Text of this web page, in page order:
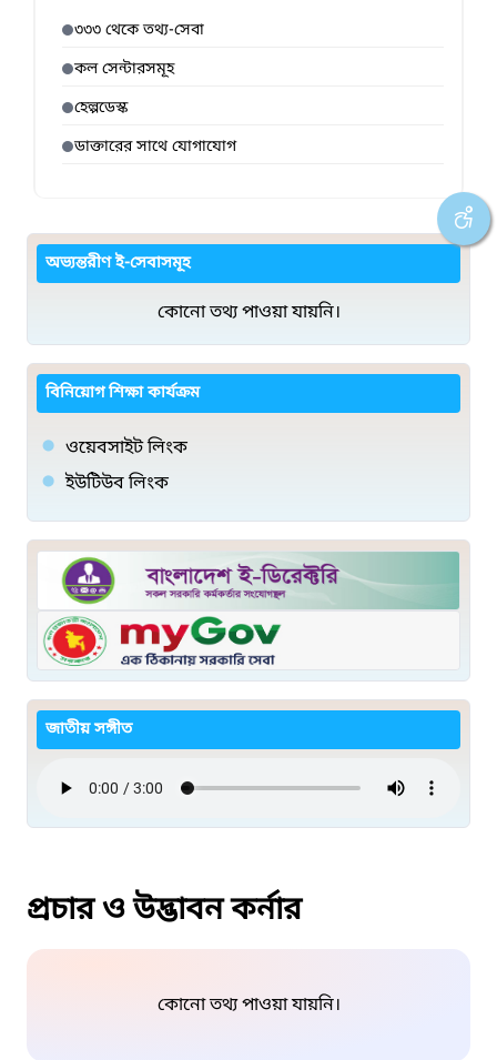
৩৩৩ থেকে তথ্য-সেবা
কল সেন্টারসমূহ
হেল্পডেস্ক
ডাক্তারের সাথে যোগাযোগ
অভ্যন্তরীণ ই-সেবাসমূহ
কোনো তথ্য পাওয়া যায়নি।
বিনিয়োগ শিক্ষা কার্যক্রম
ওয়েবসাইট লিংক
ইউটিউব লিংক
জাতীয় সঙ্গীত
প্রচার ও উদ্ভাবন কর্নার
কোনো তথ্য পাওয়া যায়নি।